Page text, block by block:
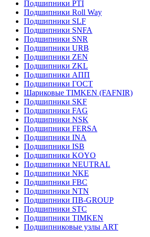
Подшипники PTI
Подшипники Roll Way
Подшипники SLF
Подшипники SNFA
Подшипники SNR
Подшипники URB
Подшипники ZEN
Подшипники ZKL
Подшипники АПП
Подшипники ГОСТ
Шариковые ТІMKEN (FAFNIR)
Подшипники SKF
Подшипники FAG
Подшипники NSK
Подшипники FERSA
Подшипники INA
Подшипники ISB
Подшипники KOYO
Подшипники NEUTRAL
Подшипники NKE
Подшипники FBC
Подшипники NTN
Подшипники ПВ-GROUP
Подшипники STC
Подшипники TIMKEN
Подшипниковые узлы ART